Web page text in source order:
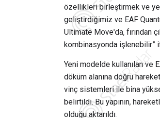
özellikleri birleştirmek ve
geliştirdiğimiz ve EAF
Ultimate Move'da, fırından
kombinasyonda işlenebilir”
Yeni modelde kullanılan ve
döküm alanına doğru
vinç sistemleri ile bina
belirtildi. Bu yapının,
olduğu aktarıldı.